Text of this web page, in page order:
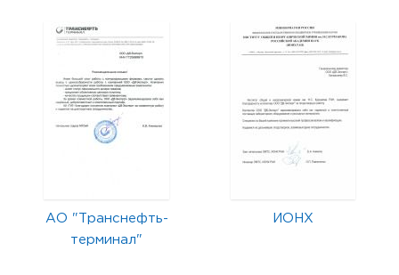
АО "Транснефть-
терминал"
ИОНХ